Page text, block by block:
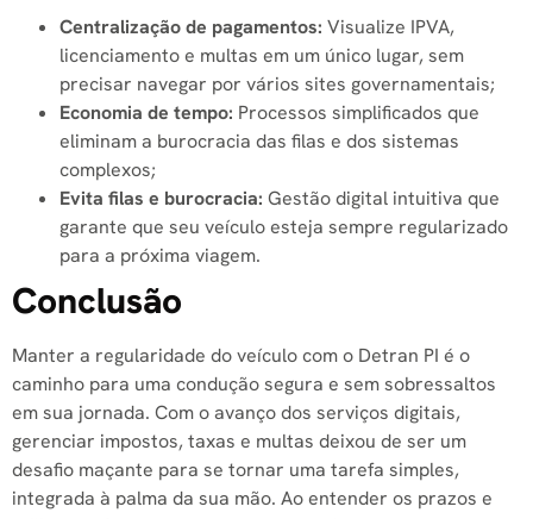
Centralização de pagamentos: Visualize IPVA,
licenciamento e multas em um único lugar, sem
precisar navegar por vários sites governamentais;
Economia de tempo: Processos simplificados que
eliminam a burocracia das filas e dos sistemas
complexos;
Evita filas e burocracia: Gestão digital intuitiva que
garante que seu veículo esteja sempre regularizado
para a próxima viagem.
Conclusão
Manter a regularidade do veículo com o Detran PI é o
caminho para uma condução segura e sem sobressaltos
em sua jornada. Com o avanço dos serviços digitais,
gerenciar impostos, taxas e multas deixou de ser um
desafio maçante para se tornar uma tarefa simples,
integrada à palma da sua mão. Ao entender os prazos e